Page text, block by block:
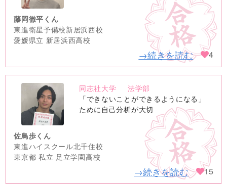
藤岡徹平くん
東進衛星予備校新居浜西校
愛媛県立 新居浜西高校
→続きを読む 4
no
image
同志社大学
法学部
「できないことができるようになる」
ために自己分析が大切
佐鳥歩くん
東進ハイスクール北千住校
東京都 私立 足立学園高校
→続きを読む 15